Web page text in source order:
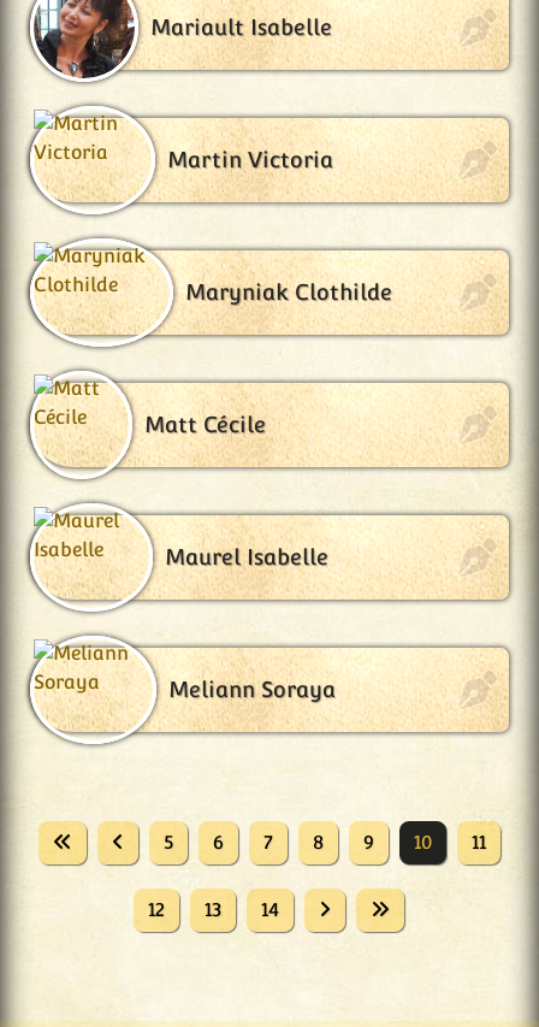
Mariault Isabelle
Martin Victoria
Maryniak Clothilde
Matt Cécile
Maurel Isabelle
Meliann Soraya
5 6 7 8 9 10 11
12 13 14